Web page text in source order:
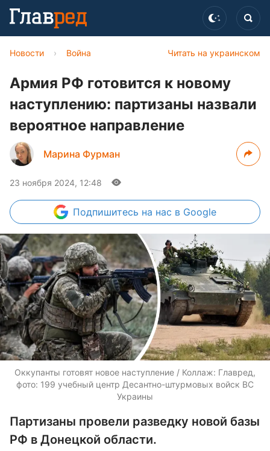
Читать на украинском
Новости › Война
Армия РФ готовится к новому
наступлению: партизаны назвали
вероятное направление
Марина Фурман
23 ноября 2024, 12:48
Подпишитесь на нас в Google
Оккупанты готовят новое наступление / Коллаж: Главред,
фото: 199 учебный центр Десантно-штурмовых войск ВС
Украины
Партизаны провели разведку новой базы
РФ в Донецкой области.